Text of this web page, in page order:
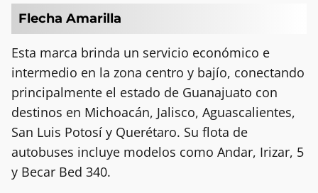
Flecha Amarilla
Esta marca brinda un servicio económico e
intermedio en la zona centro y bajío, conectando
principalmente el estado de Guanajuato con
destinos en Michoacán, Jalisco, Aguascalientes,
San Luis Potosí y Querétaro. Su flota de
autobuses incluye modelos como Andar, Irizar, 5
y Becar Bed 340.